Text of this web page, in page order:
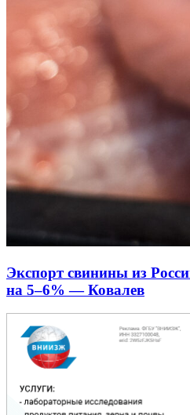
Экспорт свинины из
на 5–6% — Ковалев